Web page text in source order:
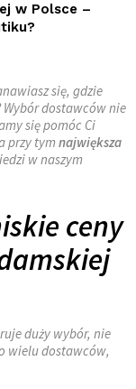
w Polsce –
się, gdzie
dostawców nie
się pomóc Ci
przy tym największa
w naszym
ceny
duży wybór, nie
wielu dostawców,